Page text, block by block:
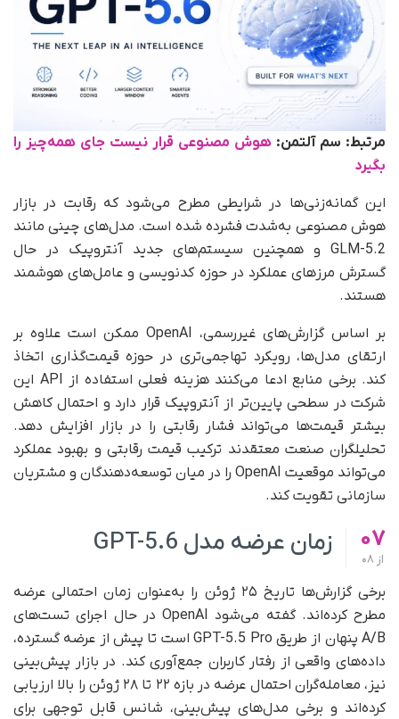
مرتبط: سم آلتمن: هوش مصنوعی قرار نیست جای همه‌چیز را
بگیرد
این گمانه‌زنی‌ها در شرایطی مطرح می‌شود که رقابت در بازار
هوش مصنوعی به‌شدت فشرده شده است. مدل‌های چینی مانند
GLM-5.2 و همچنین سیستم‌های جدید آنتروپیک در حال
گسترش مرزهای عملکرد در حوزه کدنویسی و عامل‌های هوشمند
هستند.
بر اساس گزارش‌های غیررسمی، OpenAI ممکن است علاوه بر
ارتقای مدل‌ها، رویکرد تهاجمی‌تری در حوزه قیمت‌گذاری اتخاذ
کند. برخی منابع ادعا می‌کنند هزینه فعلی استفاده از API این
شرکت در سطحی پایین‌تر از آنتروپیک قرار دارد و احتمال کاهش
بیشتر قیمت‌ها می‌تواند فشار رقابتی را در بازار افزایش دهد.
تحلیلگران صنعت معتقدند ترکیب قیمت رقابتی و بهبود عملکرد
می‌تواند موقعیت OpenAI را در میان توسعه‌دهندگان و مشتریان
سازمانی تقویت کند.
07
از
زمان عرضه مدل GPT-5.6
برخی گزارش‌ها تاریخ ۲۵ ژوئن را به‌عنوان زمان احتمالی عرضه
مطرح کرده‌اند. گفته می‌شود OpenAI در حال اجرای تست‌های
A/B پنهان از طریق GPT-5.5 Pro است تا پیش از عرضه گسترده،
داده‌های واقعی از رفتار کاربران جمع‌آوری کند. در بازار پیش‌بینی
نیز، معامله‌گران احتمال عرضه در بازه ۲۲ تا ۲۸ ژوئن را بالا ارزیابی
کرده‌اند و برخی مدل‌های پیش‌بینی، شانس قابل توجهی برای